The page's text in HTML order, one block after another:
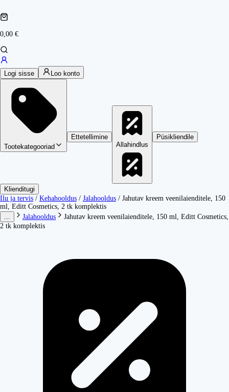
0,00 €
Logi sisse Loo konto
Tootekategooriad
Ettetellimine
Allahindlus
Püsikliendile
Klienditugi
Ilu ja tervis / Kehahooldus / Jalahooldus / Jahutav kreem veenilaienditele, 150
ml, Editt Cosmetics, 2 tk komplektis
Jalahooldus
Jahutav kreem veenilaienditele, 150 ml, Editt Cosmetics,
2 tk komplektis